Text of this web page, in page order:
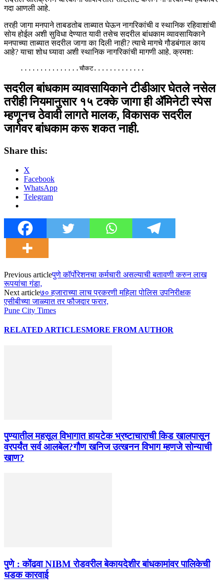
गदा आणली आहे.
तरही जागा मनपाने ताबडतोब ताब्यात घेऊन नागरिकांची व स्थानिक रहिवाशांची
सोय होईल अशी सुविधा देण्यात यावी तसेच सदरील बांधकाम व्यावसायिकाने
मनपाच्या ताब्यात सदरील जागा का दिली नाही? त्याचे मागचे गौडबंगाल काय
आहे? याचा शोध घ्यावा अशी स्थानिक नागरिकांची मागणी आहे. क्रमशः
    ...............चौकट.............
सदरील बांधकाम व्यावसायिकाने टीडीआर घेतले नसेल
तरीही नियमानुसार १५ टक्के जागा ही ॲमिनेटी स्पेस
म्हणूनच ठेवावी लागते मालक, विकासक सदरील
जागेवर बांधकाम करू शकत नाही.
Share this:
X
Facebook
WhatsApp
Telegram
Previous articleपुणे कॉर्पोरेशनचा कर्मचारी असल्याची बतावणी करुन लाख
रूपयांचा गंडा,
Next article७० हजाराच्या लाच प्रकरणी महिला पोलिस उपनिरीक्षक
एसीबीच्या जाळ्यात तर फौजदार फरार,
Pune City Times
RELATED ARTICLESMORE FROM AUTHOR
पुण्यातील महसूल विभागात हायटेक भ्रष्टाचाराची किड खालपासून
वरपर्यंत सर्व आलबेल?गौण खनिज उत्खनन विभाग म्हणजे सोन्याची
खाण?
पुणे : कोंढवा NIBM रोडवरील बेकायदेशीर बांधकामांवर पालिकेची
धडक कारवाई